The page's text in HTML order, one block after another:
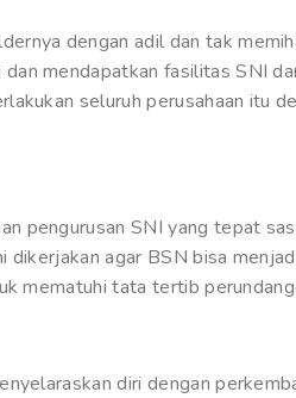
dengan adil dan tak
mendapatkan fasilitas SNI
seluruh perusahaan itu
pengurusan SNI yang tepat
dikerjakan agar BSN bisa
mematuhi tata tertib
diri dengan